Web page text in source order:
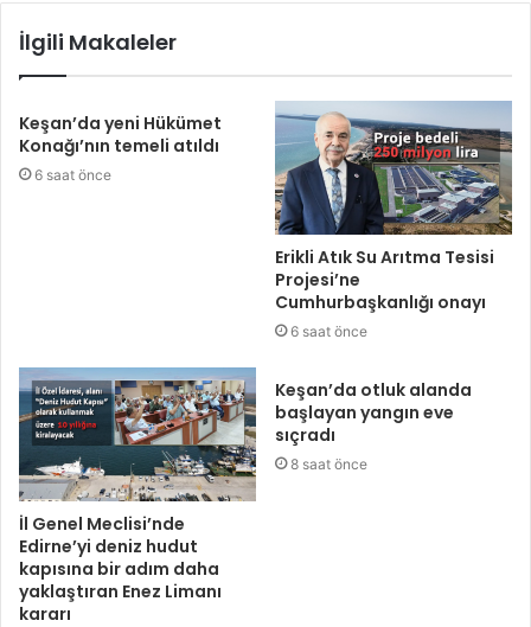
İlgili Makaleler
Keşan’da yeni Hükümet
Konağı’nın temeli atıldı
6 saat önce
Erikli Atık Su Arıtma Tesisi
Projesi’ne
Cumhurbaşkanlığı onayı
6 saat önce
İl Genel Meclisi’nde
Edirne’yi deniz hudut
kapısına bir adım daha
yaklaştıran Enez Limanı
kararı
Keşan’da otluk alanda
başlayan yangın eve
sıçradı
8 saat önce